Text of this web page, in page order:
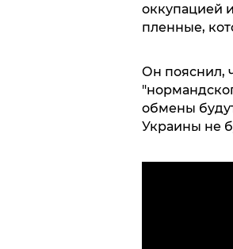
оккупацией
пленные,
Он пояснил,
обмены
Украины не